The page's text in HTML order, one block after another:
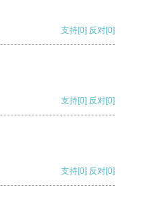
支持[0] 反对[0]
支持[0] 反对[0]
支持[0] 反对[0]